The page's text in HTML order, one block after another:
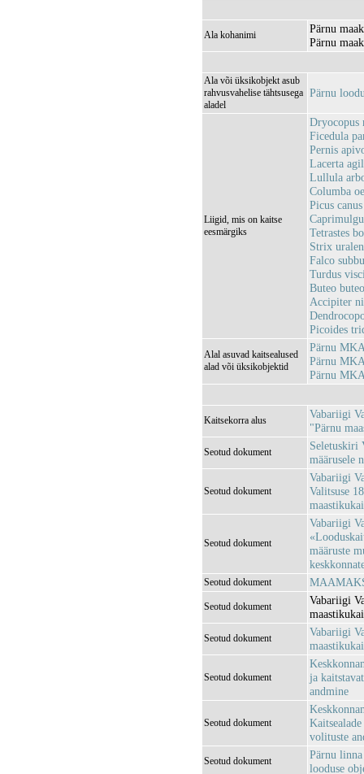
Ala kohanimi
Pärnu
Pärnu
Ala või üksikobjekt asub
rahvusvahelise tähtsusega
aladel
Pärnu
Liigid, mis on kaitse
eesmärgiks
Dryocopus
Ficedula
Pernis
Lacerta
Lullula
Columba
Picus
Tetrastes
Strix
Falco
Turdus
Buteo
Accipiter
Picoides
Alal asuvad kaitsealused
alad või üksikobjektid
Pärnu
Pärnu
Pärnu
Kaitsekorra alus
Vabariigi
"Pärnu
Seotud dokument
Seletuskiri
määrusele
Seotud dokument
Vabariigi
Valitsuse
Seotud dokument
Vabariigi
määruste
Seotud dokument
Seotud dokument
Vabariigi
Seotud dokument
Vabariigi
Seotud dokument
ja
andmine
Seotud dokument
volituste
Seotud dokument
Pärnu
looduse